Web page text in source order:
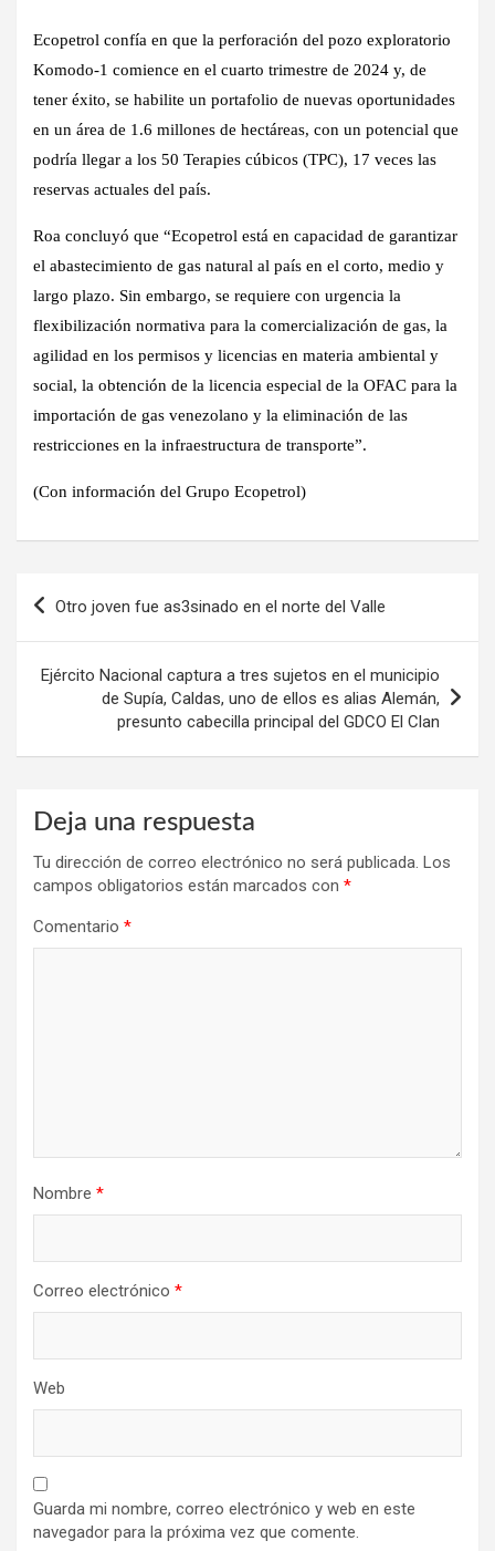
Ecopetrol confía en que la perforación del pozo exploratorio
Komodo-1 comience en el cuarto trimestre de 2024 y, de
tener éxito, se habilite un portafolio de nuevas oportunidades
en un área de 1.6 millones de hectáreas, con un potencial que
podría llegar a los 50 Terapies cúbicos (TPC), 17 veces las
reservas actuales del país.
Roa concluyó que “Ecopetrol está en capacidad de garantizar
el abastecimiento de gas natural al país en el corto, medio y
largo plazo. Sin embargo, se requiere con urgencia la
flexibilización normativa para la comercialización de gas, la
agilidad en los permisos y licencias en materia ambiental y
social, la obtención de la licencia especial de la OFAC para la
importación de gas venezolano y la eliminación de las
restricciones en la infraestructura de transporte”.
(Con información del Grupo Ecopetrol)
Otro joven fue as3sinado en el norte del Valle
Ejército Nacional captura a tres sujetos en el municipio
de Supía, Caldas, uno de ellos es alias Alemán,
presunto cabecilla principal del GDCO El Clan
Deja una respuesta
Tu dirección de correo electrónico no será publicada. Los
campos obligatorios están marcados con *
Comentario *
Nombre *
Correo electrónico *
Web
Guarda mi nombre, correo electrónico y web en este
navegador para la próxima vez que comente.